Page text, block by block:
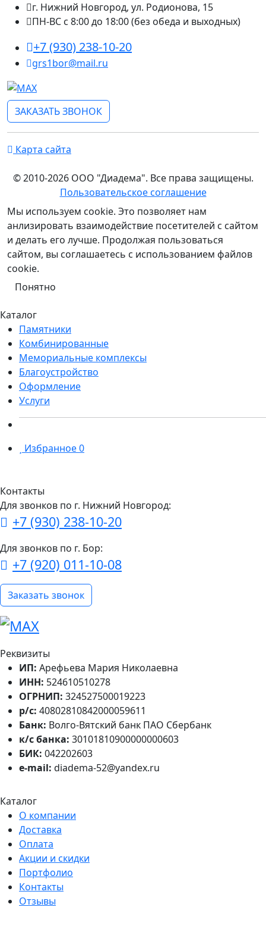
г. Нижний Новгород, ул. Родионова, 15
ПН-ВС с 8:00 до 18:00 (без обеда и выходных)
+7 (930) 238-10-20
grs1bor@mail.ru
ЗАКАЗАТЬ ЗВОНОК
Карта сайта
© 2010-2026 ООО "Диадема". Все права защищены.
Пользовательское соглашение
Мы используем cookie. Это позволяет нам
анлизировать взаимодействие посетителей с сайтом
и делать его лучше. Продолжая пользоваться
сайтом, вы соглашаетесь с использованием файлов
cookie.
Понятно
Каталог
Памятники
Комбинированные
Мемориальные комплексы
Благоустройство
Оформление
Услуги
Избранное0
Контакты
Для звонков по г. Нижний Новгород:
+7 (930) 238-10-20
Для звонков по г. Бор:
+7 (920) 011-10-08
Заказать звонок
Реквизиты
ИП: Арефьева Мария Николаевна
ИНН: 524610510278
ОГРНИП: 324527500019223
р/с: 40802810842000059611
Банк: Волго-Вятский банк ПАО Сбербанк
к/с банка: 30101810900000000603
БИК: 042202603
e-mail: diadema-52@yandex.ru
Каталог
О компании
Доставка
Оплата
Акции и скидки
Портфолио
Контакты
Отзывы